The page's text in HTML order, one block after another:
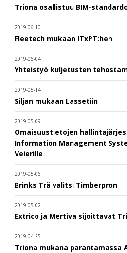
Triona osallistuu BIM-
2019-06-10
Fleetech mukaan ITxPT:hen
2019-06-04
Yhteistyö kuljetusten
2019-05-14
Siljan mukaan Lassetiin
2019-05-09
Omaisuustietojen
Information Management
Veierille
2019-05-06
Brinks Trä valitsi Timberpron
2019-05-02
Extrico ja Mertiva sijoittavat
2019-04-25
Triona mukana parantamassa